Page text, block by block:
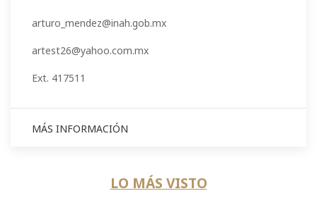
arturo_mendez@inah.gob.mx
artest26@yahoo.com.mx
Ext. 417511
MÁS INFORMACIÓN
LO MÁS VISTO